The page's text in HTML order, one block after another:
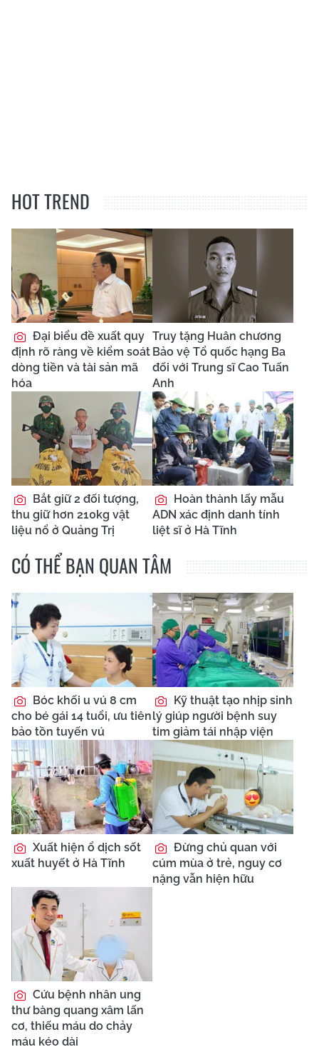
HOT TREND
Đại biểu đề xuất quy
định rõ ràng về kiểm soát
dòng tiền và tài sản mã
hóa
Truy tặng Huân chương
Bảo vệ Tổ quốc hạng Ba
đối với Trung sĩ Cao Tuấn
Anh
Bắt giữ 2 đối tượng,
thu giữ hơn 210kg vật
liệu nổ ở Quảng Trị
Hoàn thành lấy mẫu
ADN xác định danh tính
liệt sĩ ở Hà Tĩnh
CÓ THỂ BẠN QUAN TÂM
Bóc khối u vú 8 cm
cho bé gái 14 tuổi, ưu tiên
bảo tồn tuyến vú
Kỹ thuật tạo nhịp sinh
lý giúp người bệnh suy
tim giảm tái nhập viện
Xuất hiện ổ dịch sốt
xuất huyết ở Hà Tĩnh
Đừng chủ quan với
cúm mùa ở trẻ, nguy cơ
nặng vẫn hiện hữu
Cứu bệnh nhân ung
thư bàng quang xâm lấn
cơ, thiếu máu do chảy
máu kéo dài